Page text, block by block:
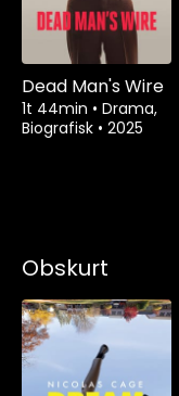
Dead Man's Wire
1t 44min • Drama,
Biografisk • 2025
Obskurt